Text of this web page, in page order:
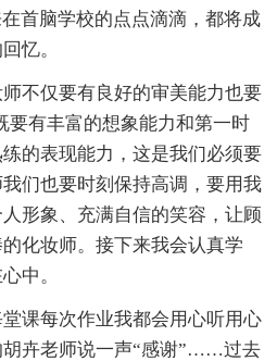
首脑学校的点点滴滴，都将成
忆。
仅要有良好的审美能力也要
要有丰富的想象能力和第一时
的表现能力，这是我们必须要
们也要时刻保持高调，要用我
形象、充满自信的笑容，让顾
化妆师。接下来我会认真学
中。
每次作业我都会用心听用心
胡卉老师说一声“感谢”……过去